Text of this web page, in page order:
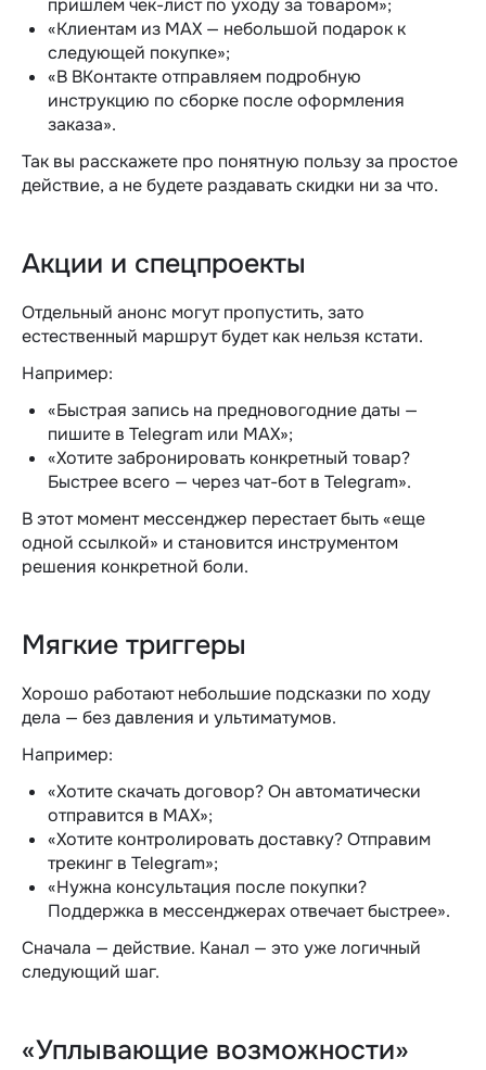
пришлем чек-лист по уходу за товаром»;
«Клиентам из MAX — небольшой подарок к
следующей покупке»;
«В ВКонтакте отправляем подробную
инструкцию по сборке после оформления
заказа».
Так вы расскажете про понятную пользу за простое
действие, а не будете раздавать скидки ни за что.
Акции и спецпроекты
Отдельный анонс могут пропустить, зато
естественный маршрут будет как нельзя кстати.
Например:
«Быстрая запись на предновогодние даты —
пишите в Telegram или MAX»;
«Хотите забронировать конкретный товар?
Быстрее всего — через чат-бот в Telegram».
В этот момент мессенджер перестает быть «еще
одной ссылкой» и становится инструментом
решения конкретной боли.
Мягкие триггеры
Хорошо работают небольшие подсказки по ходу
дела — без давления и ультиматумов.
Например:
«Хотите скачать договор? Он автоматически
отправится в MAX»;
«Хотите контролировать доставку? Отправим
трекинг в Telegram»;
«Нужна консультация после покупки?
Поддержка в мессенджерах отвечает быстрее».
Сначала — действие. Канал — это уже логичный
следующий шаг.
«Уплывающие возможности»